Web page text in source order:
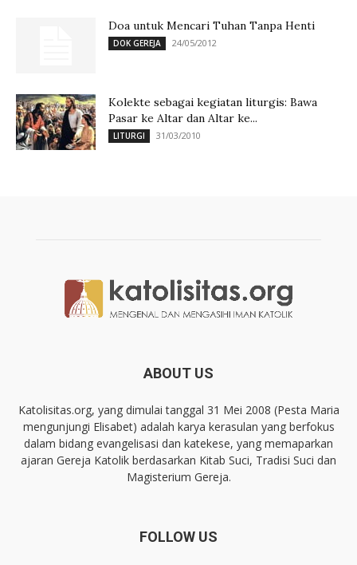
Doa untuk Mencari Tuhan Tanpa Henti
DOK GEREJA 24/05/2012
Kolekte sebagai kegiatan liturgis: Bawa
Pasar ke Altar dan Altar ke...
LITURGI 31/03/2010
ABOUT US
Katolisitas.org, yang dimulai tanggal 31 Mei 2008 (Pesta Maria
mengunjungi Elisabet) adalah karya kerasulan yang berfokus
dalam bidang evangelisasi dan katekese, yang memaparkan
ajaran Gereja Katolik berdasarkan Kitab Suci, Tradisi Suci dan
Magisterium Gereja.
FOLLOW US